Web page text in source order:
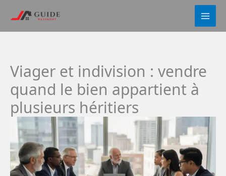
contenu
Viager et indivision : vendre
quand le bien appartient à
plusieurs héritiers